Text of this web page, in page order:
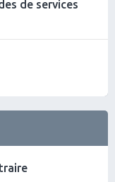
de services